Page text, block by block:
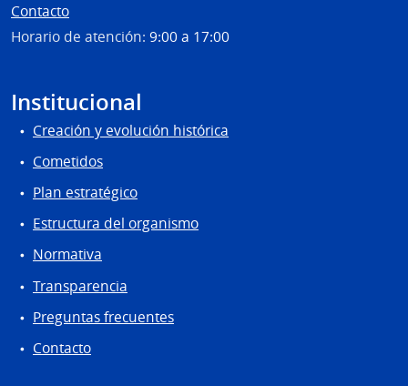
Contacto
Horario de atención: 9:00 a 17:00
Institucional
Creación y evolución histórica
Cometidos
Plan estratégico
Estructura del organismo
Normativa
Transparencia
Preguntas frecuentes
Contacto